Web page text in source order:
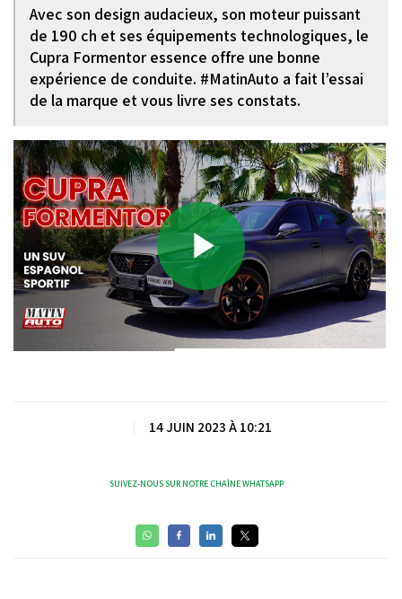
Avec son design audacieux, son moteur puissant
de 190 ch et ses équipements technologiques, le
Cupra Formentor essence offre une bonne
expérience de conduite. #MatinAuto a fait l’essai
de la marque et vous livre ses constats.
Play
14 JUIN 2023 À 10:21
SUIVEZ-NOUS SUR NOTRE CHAÎNE WHATSAPP